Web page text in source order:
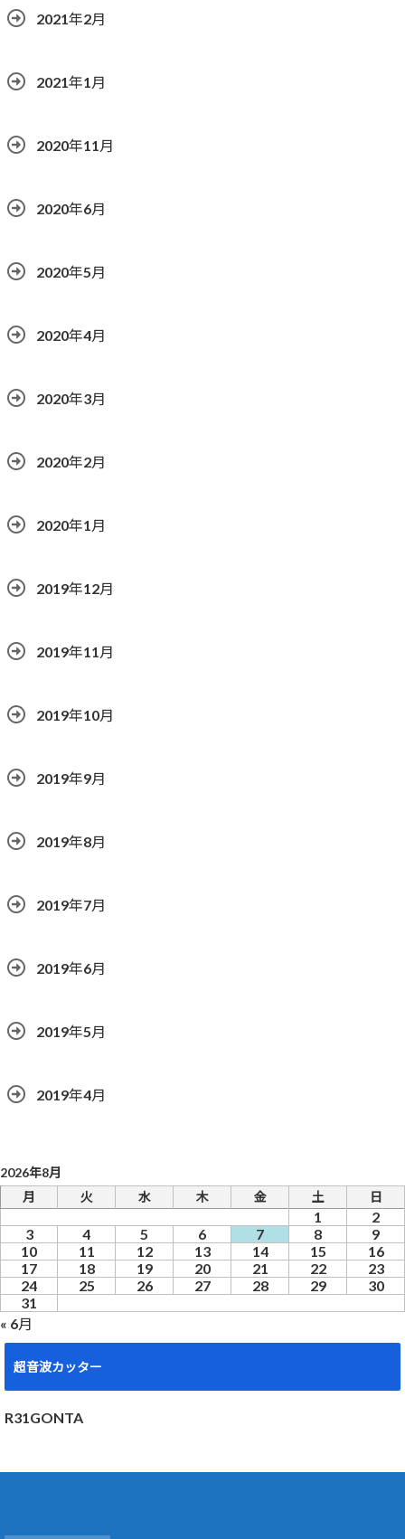
2021年2月
2021年1月
2020年11月
2020年6月
2020年5月
2020年4月
2020年3月
2020年2月
2020年1月
2019年12月
2019年11月
2019年10月
2019年9月
2019年8月
2019年7月
2019年6月
2019年5月
2019年4月
2026年8月
月
火 水 木 金 土 日
1
2
3
4 5 6 7 8
9
10
11 12 13 14 15
16
17
18 19 20 21 22
23
24
25 26 27 28 29
30
31
« 6月
超音波カッター
R31GONTA